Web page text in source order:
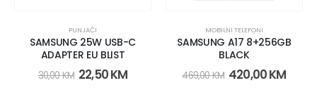
PUNJAČI
SAMSUNG 25W USB-C
ADAPTER EU BLIST
30,00KM 22,50KM
MOBILNI TELEFONI
SAMSUNG A17 8+256GB
BLACK
469,00KM 420,00KM